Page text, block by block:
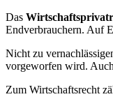
Das
Endverbrauchern. Auf
Nicht zu
vorgeworfen wird.
Zum Wirtschaftsrecht